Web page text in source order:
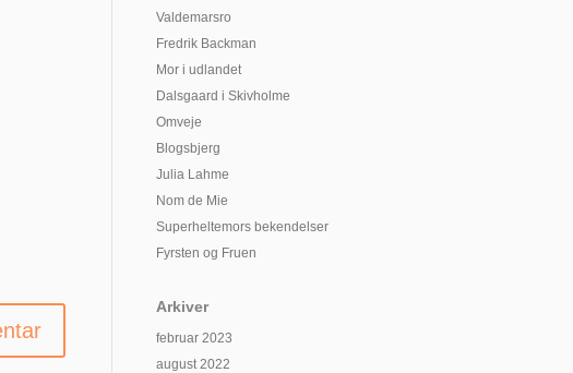
Valdemarsro
Fredrik Backman
Mor i udlandet
Dalsgaard i Skivholme
Omveje
Blogsbjerg
Julia Lahme
Nom de Mie
Superheltemors bekendelser
Fyrsten og Fruen
Arkiver
februar 2023
august 2022